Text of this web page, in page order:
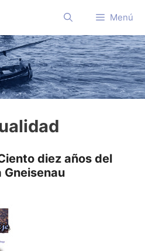
Menú
diez años del
Gneisenau